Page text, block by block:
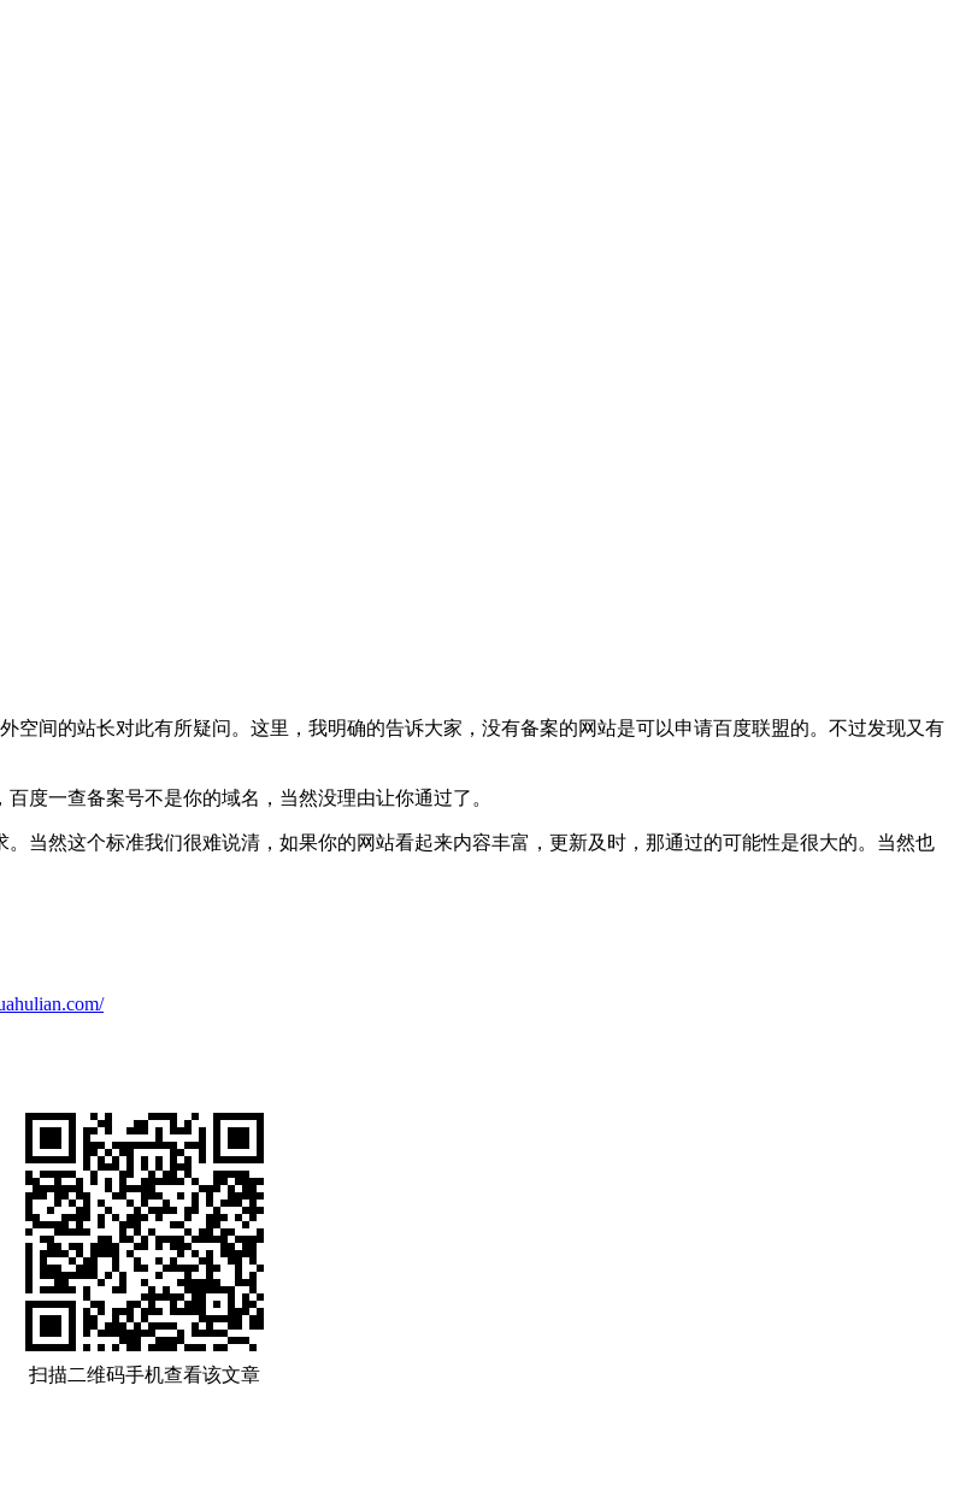
间的站长对此有所疑问。这里，我明确的告诉大家，没有备案的网站是可以申请百度联盟的。不过发现又有
度一查备案号不是你的域名，当然没理由让你通过了。
当然这个标准我们很难说清，如果你的网站看起来内容丰富，更新及时，那通过的可能性是很大的。当然也
扫描二维码手机查看该文章